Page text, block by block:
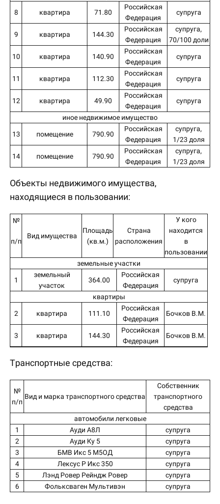
8 квартира 71.80
Российская
Федерация
супруга
9 квартира 144.30
Российская
Федерация
супруга,
70/100 доли
10 квартира 140.90
Российская
Федерация
супруга
11 квартира 112.30
Российская
Федерация
супруга
12 квартира 49.90
Российская
Федерация
супруга
иное недвижимое имущество
13 помещение 790.90
Российская
Федерация
супруга,
1/23 доля
14 помещение 790.90
Российская
Федерация
супруга,
1/23 доля
Объекты недвижимого имущества,
находящиеся в пользовании:
№
п/п
Вид имущества
Площадь
(кв.м.)
Страна
расположения
У кого
находится
в
пользовании
земельные участки
1
земельный
участок
364.00
Российская
Федерация
супруга
квартиры
2 квартира 111.10
Российская
Федерация
Бочков В.М.
3 квартира 144.30
Российская
Федерация
Бочков В.М.
Транспортные средства:
№
п/п
Вид и марка транспортного средства
Собственник
транспортного
средства
автомобили легковые
1
Ауди А8Л
супруга
2
Ауди Ку 5
супруга
3
БМВ Икс 5 М5ОД
супруга
4
Лексус Р Икс 350
супруга
5
Лэнд Ровер Рейндж Ровер
супруга
6
Фольксваген Мультивэн супруга